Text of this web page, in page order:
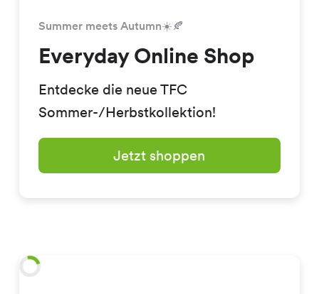
Summer meets Autumn☀️🍂
Everyday Online Shop
Entdecke die neue TFC
Sommer-/Herbstkollektion!
Jetzt shoppen